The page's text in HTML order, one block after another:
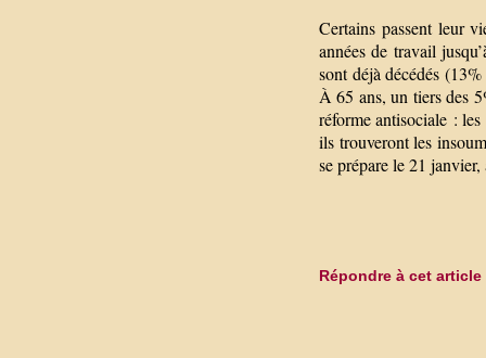
Certains passent leur
années de travail
sont déjà décédés
À 65 ans, un tiers des
réforme antisociale :
ils trouveront les
se prépare le 21
Répondre à cet article